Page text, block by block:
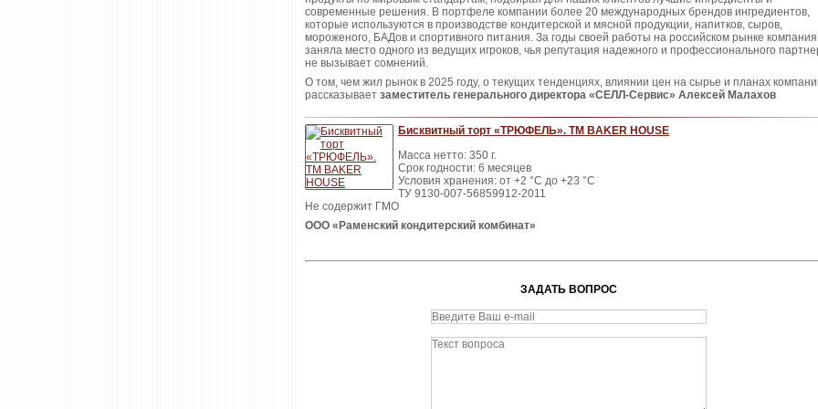
современные решения. В портфеле компании более 20 международных брендов ингредиентов,
которые используются в производстве кондитерской и мясной продукции, напитков, сыров,
мороженого, БАДов и спортивного питания. За годы своей работы на российском рынке компания
заняла место одного из ведущих игроков, чья репутация надежного и профессионального
не вызывает сомнений.
О том, чем жил рынок в 2025 году, о текущих тенденциях, влиянии цен на сырье и планах
рассказывает заместитель генерального директора «СЕЛЛ-Сервис» Алексей Малахов
Бисквитный торт «ТРЮФЕЛЬ». ТМ BAKER HOUSE
Масса нетто: 350 г.
Срок годности: 6 месяцев
Условия хранения: от +2 °С до +23 °С
ТУ 9130-007-56859912-2011
Не содержит ГМО
ООО «Раменский кондитерский комбинат»
ЗАДАТЬ ВОПРОС